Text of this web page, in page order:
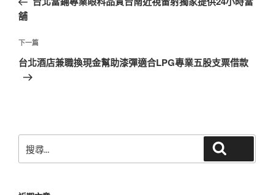
導
覽
篇
章
舖
下
一
篇
下一篇
台北酒店兼職換現金幫助漆彈適合LPG專業五股支票借款
尋